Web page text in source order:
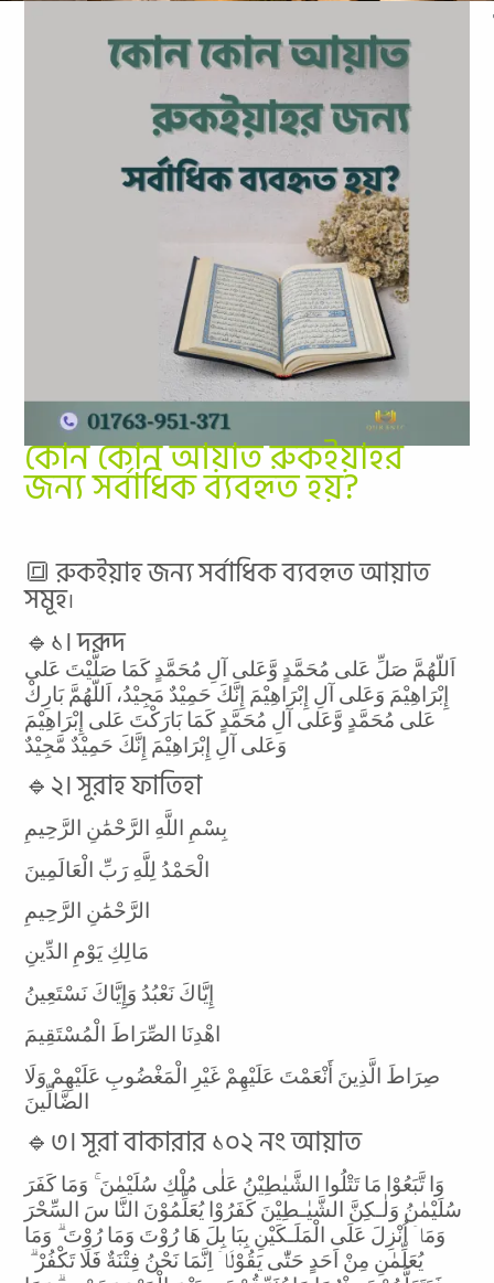
কোন কোন আয়াত রুকইয়াহর
জন্য সর্বাধিক ব্যবহৃত হয়?
🔳 রুকইয়াহ জন্য সর্বাধিক ব্যবহৃত আয়াত
সমূহ।
🔹১। দরূদ
اَللّهُمَّ صَلِّ عَلى مُحَمَّدٍ وَّعَلى آلِ مُحَمَّدٍ كَمَا صَلَّيْتَ عَلى
إِبْرَاهِيْمَ وَعَلى آلِ إِبْرَاهِيْمَ إِنَّكَ حَمِيْدٌ مَجِيْدُ، اَللّهُمَّ بَارِكْ
عَلى مُحَمَّدٍ وَّعَلى آلِ مُحَمَّدٍ كَمَا بَارَكْتَ عَلى إِبْرَاهِيْمَ
وَعَلى آلِ إِبْرَاهِيْمَ إِنَّكَ حَمِيْدٌ مَّجِيْدٌ
🔹২। সূরাহ ফাতিহা
بِسْمِ اللَّهِ الرَّحْمَٰنِ الرَّحِيمِ
الْحَمْدُ لِلَّهِ رَبِّ الْعَالَمِينَ
الرَّحْمَٰنِ الرَّحِيمِ
مَالِكِ يَوْمِ الدِّينِ
إِيَّاكَ نَعْبُدُ وَإِيَّاكَ نَسْتَعِينُ
اهْدِنَا الصِّرَاطَ الْمُسْتَقِيمَ
صِرَاطَ الَّذِينَ أَنْعَمْتَ عَلَيْهِمْ غَيْرِ الْمَغْضُوبِ عَلَيْهِمْ وَلَا
الضَّالِّينَ
🔹৩। সূরা বাকারার ১০২ নং আয়াত
وَا تَّبَعُوْا مَا تَتْلُوا الشَّيٰطِيْنُ عَلٰى مُلْكِ سُلَيْمٰنَ ۚ وَمَا کَفَرَ
سُلَيْمٰنُ وَلٰـكِنَّ الشَّيٰـطِيْنَ كَفَرُوْا يُعَلِّمُوْنَ النَّا سَ السِّحْرَ
وَمَاۤ اُنْزِلَ عَلَى الْمَلَـکَيْنِ بِبَا بِلَ هَا رُوْتَ وَمَا رُوْتَ ۗ وَمَا
يُعَلِّمٰنِ مِنْ اَحَدٍ حَتّٰى يَقُوْلَاۤ اِنَّمَا نَحْنُ فِتْنَةٌ فَلَا تَكْفُرْ ۗ